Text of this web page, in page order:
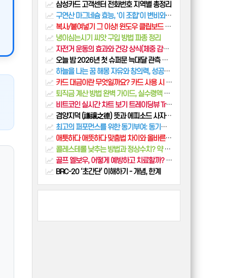
삼성카드 고객센터 전화번호 지역별 총정리
구연산 마그네슘 효능, '이 조합'이 변비와 근육경련을 동시에 잡는 이유 (흡수율, 부작용, 복용법 총정리)
복사/붙여넣기 그 이상! 윈도우 클립보드 숨겨진 기능 활용하기
냉이심는시기 씨앗 구입 방법 파종 정리
자전거 운동의 효과와 건강 상식(체중 감량, 스트레스 감소)
오늘 밤 2026년 첫 슈퍼문 늑대달 관측 명소 완벽 정리
하늘을 나는 꿈 해몽 자유와 창의력, 성공과 행운의 상징
카드 대금이란 무엇일까요? 카드 사용 시 꼭 알아야 할 5가지 정보
퇴직금 계산 방법 완벽 가이드, 실수령액 미리보기
비트코인 실시간 차트 보기 트레이딩뷰 TradingView bitcoin
겸양지덕 (謙讓之德) 뜻과 에피소드 사자성어
최고의 퍼포먼스를 위한 동기부여: 동기부여 원리를 활용한 성과 향상 전략
애틋하다 애뜻하다 맞춤법 차이와 올바른 표현 예문 총정리
콜레스테롤 낮추는 방법과 정상수치? 약 없이 해결하는 현실적 가이드
골프 엘보우, 어떻게 예방하고 치료할까? 원인부터 증상, 치료방법 알아보기
BRC-20 ‘초간단’ 이해하기 - 개념, 한계